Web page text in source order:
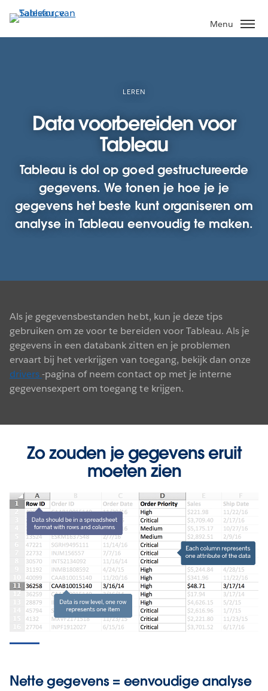
Verder
naar
hoofdinhoud
Menu
LEREN
Data voorbereiden voor
Tableau
Tableau is dol op goed gestructureerde
gegevens. We tonen je hoe je je
gegevens het beste kunt organiseren om
analyse in Tableau eenvoudig te maken.
Als je gegevensbestanden hebt, kun je deze tips
gebruiken om ze voor te bereiden voor Tableau. Als je
gegevens in een databank zitten en je problemen
ervaart bij het verkrijgen van toegang, bekijk dan onze
drivers-pagina of neem contact op met je interne
gegevensexpert om toegang te krijgen.
Zo zouden je gegevens eruit
moeten zien
Nette gegevens = eenvoudige analyse